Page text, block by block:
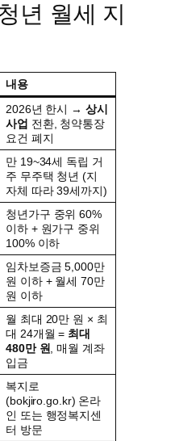
년 월세 지
내용
2026년 한시 → 상시
사업 전환, 청약통장
요건 폐지
만 19~34세 독립 거
주 무주택 청년 (지
자체 따라 39세까지)
청년가구 중위 60%
이하 + 원가구 중위
100% 이하
임차보증금 5,000만
원 이하 + 월세 70만
원 이하
월 최대 20만 원 × 최
대 24개월 = 최대
480만 원
, 매월 계좌
입금
복지로
(bokjiro.go.kr) 온라
인 또는 행정복지센
터 방문